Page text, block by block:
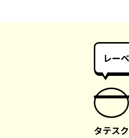
レー
タテス